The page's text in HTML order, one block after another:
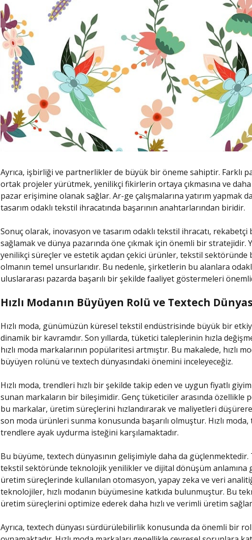
Ayrıca, işbirliği ve partnerlikler de büyük bir öneme sahiptir. Farklı
ortak projeler yürütmek, yenilikçi fikirlerin ortaya çıkmasına ve
pazar erişimine olanak sağlar. Ar-ge çalışmalarına yatırım yapmak
tasarım odaklı tekstil ihracatında başarının anahtarlarından biridir.
Sonuç olarak, inovasyon ve tasarım odaklı tekstil ihracatı, rekabetçi
sağlamak ve dünya pazarında öne çıkmak için önemli bir stratejidir.
yenilikçi süreçler ve estetik açıdan çekici ürünler, tekstil sektöründe
olmanın temel unsurlarıdır. Bu nedenle, şirketlerin bu alanlara
uluslararası pazarda başarılı bir şekilde faaliyet göstermeleri
Hızlı Modanın Büyüyen Rolü ve Textech
Hızlı moda, günümüzün küresel tekstil endüstrisinde büyük bir
dinamik bir kavramdır. Son yıllarda, tüketici taleplerinin hızla
hızlı moda markalarının popülaritesi artmıştır. Bu makalede, hızlı
büyüyen rolünü ve textech dünyasındaki önemini inceleyeceğiz.
Hızlı moda, trendleri hızlı bir şekilde takip eden ve uygun fiyatlı
sunan markaların bir bileşimidir. Genç tüketiciler arasında özellikle
bu markalar, üretim süreçlerini hızlandırarak ve maliyetleri
son moda ürünleri sunma konusunda başarılı olmuştur. Hızlı
trendlere ayak uydurma isteğini karşılamaktadır.
Bu büyüme, textech dünyasının gelişimiyle daha da güçlenmektedir.
tekstil sektöründe teknolojik yenilikler ve dijital dönüşüm anlamına
üretim süreçlerinde kullanılan otomasyon, yapay zeka ve veri
teknolojiler, hızlı modanın büyümesine katkıda bulunmuştur. Bu
üretim süreçlerini optimize ederek daha hızlı ve verimli üretim
Ayrıca, textech dünyası sürdürülebilirlik konusunda da önemli bir rol